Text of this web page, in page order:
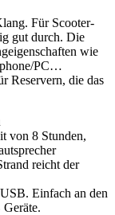
Für Scooter-
gut durch. Die
wie
PC…
Reservern, die das
von 8 Stunden,
reicht der
Einfach an den